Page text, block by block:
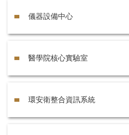
儀器設備中心
醫學院核心實驗室
環安衛整合資訊系統